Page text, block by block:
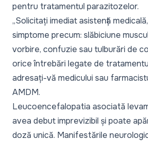
pentru tratamentul parazitozelor.
„Solicitați imediat asistență
simptome precum: slăbiciune
vorbire, confuzie sau tulburări de
orice întrebări legate de
adresați-vă medicului sau
AMDM.
Leucoencefalopatia asociată
avea debut imprevizibil și poate
doză unică. Manifestările